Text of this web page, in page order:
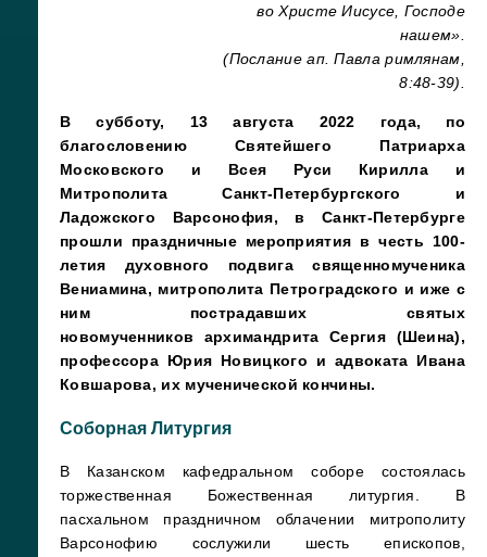
во Христе Иисусе, Господе
нашем».
(Послание ап. Павла римлянам,
8:48-39).
В субботу, 13 августа 2022 года, по
благословению Святейшего Патриарха
Московского и Всея Руси Кирилла и
Митрополита Санкт-Петербургского и
Ладожского Варсонофия, в Санкт-Петербурге
прошли праздничные мероприятия в честь 100-
летия духовного подвига священномученика
Вениамина, митрополита Петроградского и иже с
ним пострадавших святых
новомученников архимандрита Сергия (Шеина),
профессора Юрия Новицкого и адвоката Ивана
Ковшарова, их мученической кончины.
Соборная Литургия
В Казанском кафедральном соборе состоялась
торжественная Божественная литургия. В
пасхальном праздничном облачении митрополиту
Варсонофию сослужили шесть епископов,